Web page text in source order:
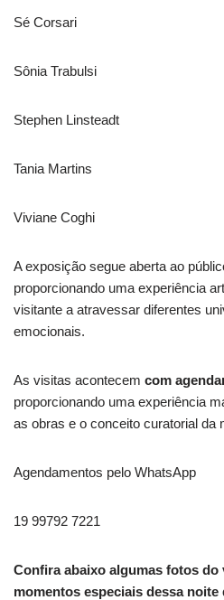
Sé Corsari
Sônia Trabulsi
Stephen Linsteadt
Tania Martins
Viviane Coghi
A exposição segue aberta ao
proporcionando uma experiência
visitante a atravessar diferentes
emocionais.
As visitas acontecem com
proporcionando uma experiência
as obras e o conceito curatorial da
Agendamentos pelo WhatsApp
19 99792 7221
Confira abaixo algumas fotos do
momentos especiais dessa noite